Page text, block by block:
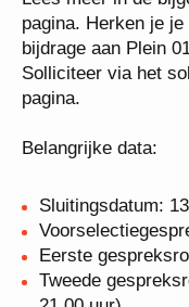
buurtgericht en
Meer
pagina. Herken je je
Solliciteer via het
pagina.
Belangrijke data: